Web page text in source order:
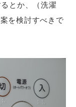
とか、（洗濯
を検討すべきで